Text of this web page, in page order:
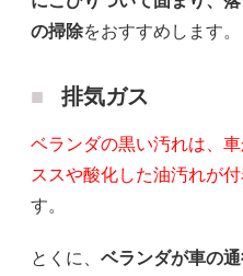
の掃除をおすすめします。
排気ガス
ベランダの黒い汚れは、
ススや酸化した油汚れが
す。
とくに、 ベランダが車の